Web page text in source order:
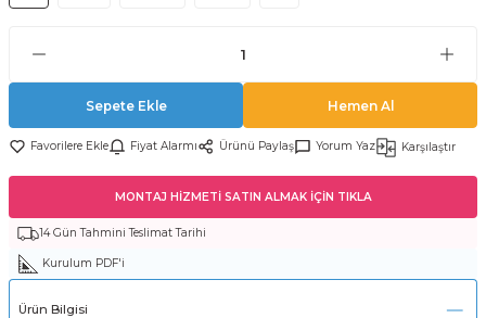
Sepete Ekle Hemen Al
Fiyat Alarmı Ürünü Paylaş Yorum Yaz Karşılaştır
MONTAJ HİZMETİ SATIN ALMAK İÇİN TIKLA
14 Gün Tahmini Teslimat Tarihi
Kurulum PDF'i
Ürün Bilgisi